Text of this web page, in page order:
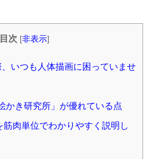
目次 [非表示]
いつも人体描画に困っていませ
かき研究所」が優れている点
肉単位でわかりやすく説明し